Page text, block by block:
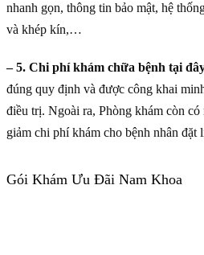
nhanh gọn, thông tin bảo mật, hệ
và khép kín,…
– 5. Chi phí khám chữa bệnh tại
đúng quy định và được công khai
điều trị. Ngoài ra, Phòng khám còn
giảm chi phí khám cho bệnh nhân đặt
Gói Khám Ưu Đãi Nam Khoa